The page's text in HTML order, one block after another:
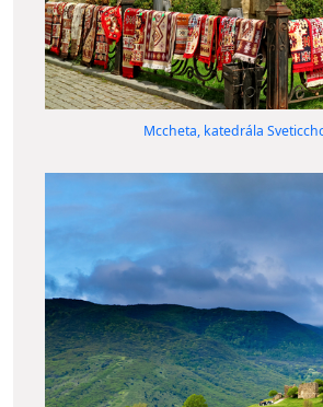
Mccheta, katedrála